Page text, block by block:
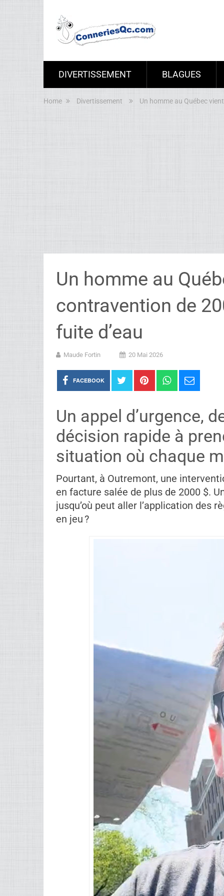
DIVERTISSEMENT BLAGUES
Home Divertissement Un homme au Québec
Un homme au
contravention de
fuite d’eau
Un appel d’urgence,
décision rapide à
situation où chaque
Pourtant, à Outremont, une
en facture salée de plus de 2000 $.
jusqu’où peut aller l’application des
en jeu ?